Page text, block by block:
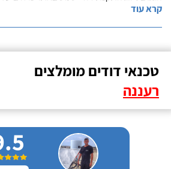
קרא עוד
טכנאי דודים מומלצים
רעננה